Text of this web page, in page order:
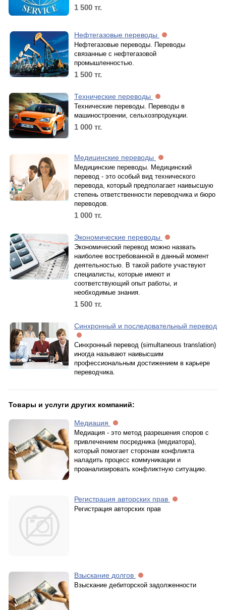
1 500 тг.
Нефтегазовые переводы
Нефтегазовые переводы. Переводы
связанные с нефтегазовой
промышленностью.
1 500 тг.
Технические переводы
Технические переводы. Переводы в
машиностроении, сельхозпродукции.
1 000 тг.
Медицинские переводы
Медицинские переводы. Медицинский
перевод - это особый вид технического
перевода, который предполагает наивысшую
степень ответственности переводчика и бюро
переводов.
1 000 тг.
Экономические переводы
Экономический перевод можно назвать
наиболее востребованной в данный момент
деятельностью. В такой работе участвуют
специалисты, которые имеют и
соответствующий опыт работы, и
необходимые знания.
1 500 тг.
Синхронный и последовательный перевод
Синхронный перевод (simultaneous translation)
иногда называют наивысшим
профессиональным достижением в карьере
переводчика.
Товары и услуги других компаний:
Медиация
Медиация - это метод разрешения споров с
привлечением посредника (медиатора),
который помогает сторонам конфликта
наладить процесс коммуникации и
проанализировать конфликтную ситуацию.
Регистрация авторских прав
Регистрация авторских прав
Взыскание долгов
Взыскание дебиторской задолженности